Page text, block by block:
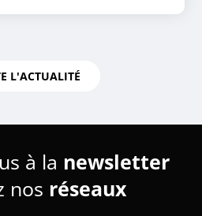
L'ACTUALITÉ
à la newsletter
nos réseaux